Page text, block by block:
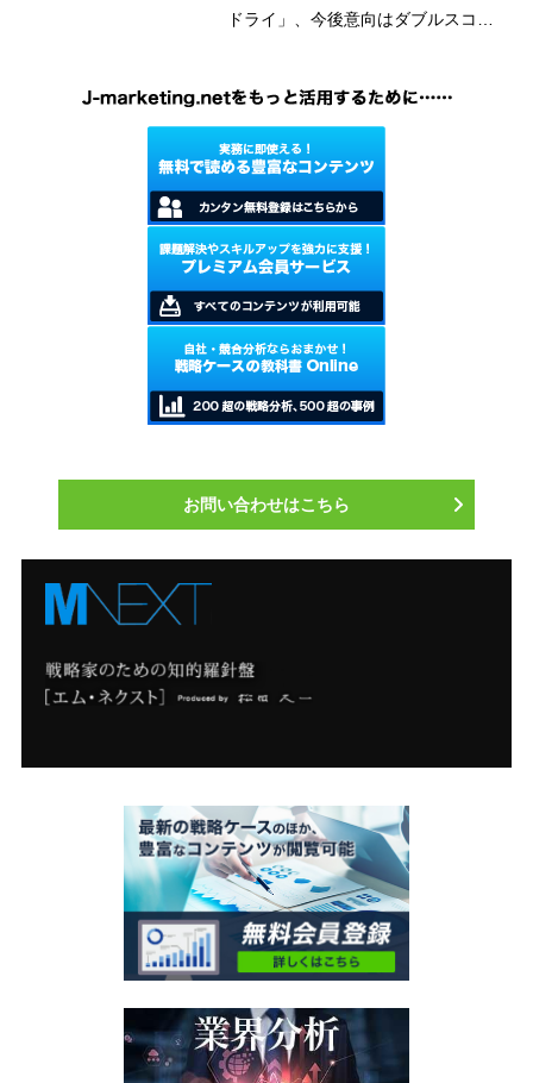
ドライ」、今後意向はダブルスコア
お問い合わせはこちら